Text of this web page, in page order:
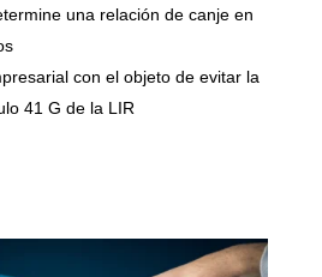
una relación de canje en
con el objeto de evitar la
41 G de la LIR